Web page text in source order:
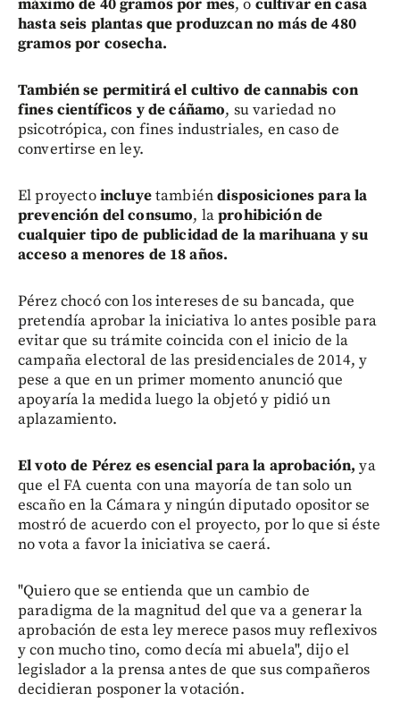
máximo de 40 gramos por mes, o cultivar en casa
hasta seis plantas que produzcan no más de 480
gramos por cosecha.
También se permitirá el cultivo de cannabis con
fines científicos y de cáñamo, su variedad no
psicotrópica, con fines industriales, en caso de
convertirse en ley.
El proyectoincluyetambiéndisposiciones para la
prevención del consumo, laprohibición de
cualquier tipo de publicidad de la marihuana y su
acceso a menores de 18 años.
Pérez chocó con los intereses de su bancada, que
pretendía aprobar la iniciativa lo antes posible para
evitar que su trámite coincida con el inicio de la
campaña electoral de las presidenciales de 2014, y
pese a que en un primer momento anunció que
apoyaría la medida luego la objetó y pidió un
aplazamiento.
El voto de Pérez es esencial para la aprobación, ya
que el FA cuenta con una mayoría de tan solo un
escaño en la Cámara y ningún diputado opositor se
mostró de acuerdo con el proyecto, por lo que si éste
no vota a favor la iniciativa se caerá.
"Quiero que se entienda que un cambio de
paradigma de la magnitud del que va a generar la
aprobación de esta ley merece pasos muy reflexivos
y con mucho tino, como decía mi abuela", dijo el
legislador a la prensa antes de que sus compañeros
decidieran posponer la votación.